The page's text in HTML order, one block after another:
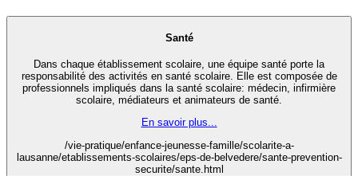
Santé
Dans chaque établissement scolaire, une équipe santé porte la
responsabilité des activités en santé scolaire. Elle est composée de
professionnels impliqués dans la santé scolaire: médecin, infirmière
scolaire, médiateurs et animateurs de santé.
En savoir plus...
/vie-pratique/enfance-jeunesse-famille/scolarite-a-
lausanne/etablissements-scolaires/eps-de-belvedere/sante-prevention-
securite/sante.html